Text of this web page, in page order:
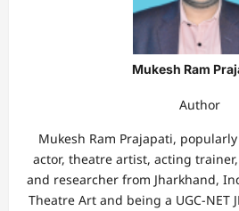
Mukesh Ram
Author
Mukesh Ram Prajapati, popularly
actor, theatre artist, acting
and researcher from Jharkhand,
Theatre Art and being a UGC-NET